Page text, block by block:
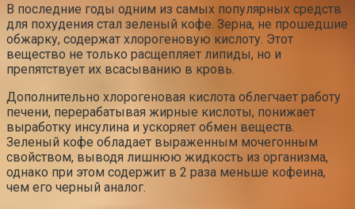
В последние годы одним из самых популярных средств
для похудения стал зеленый кофе. Зерна, не прошедшие
обжарку, содержат хлорогеновую кислоту. Этот
вещество не только расщепляет липиды, но и
препятствует их всасыванию в кровь.
Дополнительно хлорогеновая кислота облегчает работу
печени, перерабатывая жирные кислоты, понижает
выработку инсулина и ускоряет обмен веществ.
Зеленый кофе обладает выраженным мочегонным
свойством, выводя лишнюю жидкость из организма,
однако при этом содержит в 2 раза меньше кофеина,
чем его черный аналог.